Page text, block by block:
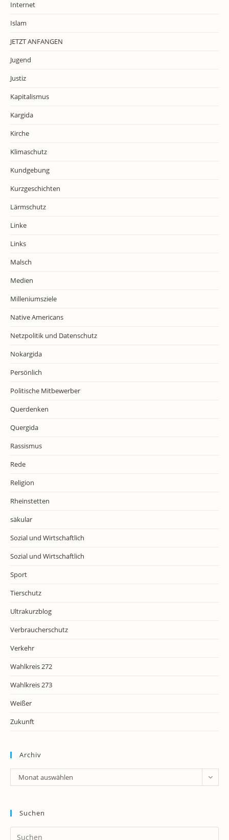
Internet
Islam
JETZT ANFANGEN
Jugend
Justiz
Kapitalismus
Kargida
Kirche
Klimaschutz
Kundgebung
Kurzgeschichten
Lärmschutz
Linke
Links
Malsch
Medien
Milleniumsziele
Native Americans
Netzpolitik und Datenschutz
Nokargida
Persönlich
Politische Mitbewerber
Querdenken
Quergida
Rassismus
Rede
Religion
Rheinstetten
säkular
Sozial und Wirtschaftlich
Sozial und Wirtschaftlich
Sport
Tierschutz
Ultrakurzblog
Verbraucherschutz
Verkehr
Wahlkreis 272
Wahlkreis 273
Weißer
Zukunft
Archiv
Archiv
Monat auswählen
Suchen